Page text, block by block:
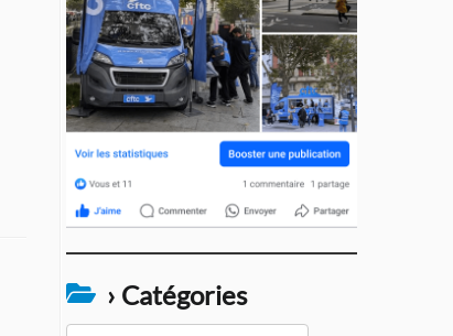
› Catégories